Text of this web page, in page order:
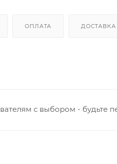
ОПЛАТА ДОСТАВКА
с выбором - будьте